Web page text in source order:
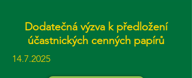
Dodatečná výzva k předložení
účastnických cenných papírů
14.7.2025